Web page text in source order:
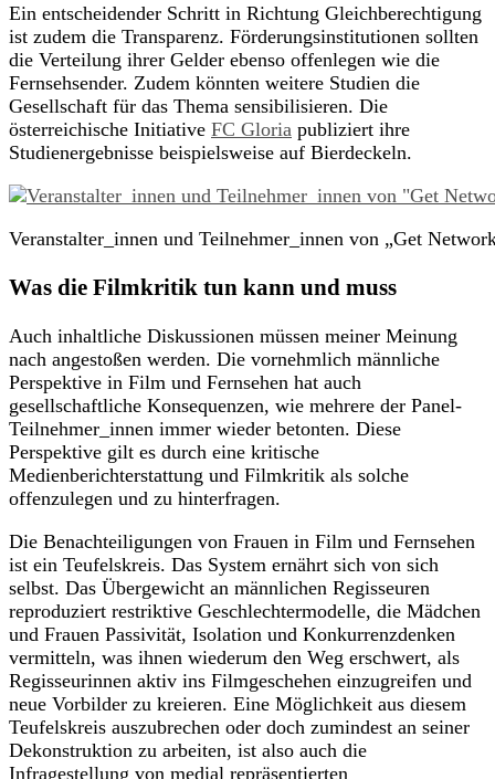
Ein entscheidender Schritt in Richtung Gleichberechtigung
ist zudem die Transparenz. Förderungsinstitutionen sollten
die Verteilung ihrer Gelder ebenso offenlegen wie die
Fernsehsender. Zudem könnten weitere Studien die
Gesellschaft für das Thema sensibilisieren. Die
österreichische Initiative FC Gloria publiziert ihre
Studienergebnisse beispielsweise auf Bierdeckeln.
Veranstalter_innen und Teilnehmer_innen von „Get
Was die Filmkritik tun kann und muss
Auch inhaltliche Diskussionen müssen meiner Meinung
nach angestoßen werden. Die vornehmlich männliche
Perspektive in Film und Fernsehen hat auch
gesellschaftliche Konsequenzen, wie mehrere der Panel-
Teilnehmer_innen immer wieder betonten. Diese
Perspektive gilt es durch eine kritische
Medienberichterstattung und Filmkritik als solche
offenzulegen und zu hinterfragen.
Die Benachteiligungen von Frauen in Film und Fernsehen
ist ein Teufelskreis. Das System ernährt sich von sich
selbst. Das Übergewicht an männlichen Regisseuren
reproduziert restriktive Geschlechtermodelle, die Mädchen
und Frauen Passivität, Isolation und Konkurrenzdenken
vermitteln, was ihnen wiederum den Weg erschwert, als
Regisseurinnen aktiv ins Filmgeschehen einzugreifen und
neue Vorbilder zu kreieren. Eine Möglichkeit aus diesem
Teufelskreis auszubrechen oder doch zumindest an seiner
Dekonstruktion zu arbeiten, ist also auch die
Infragestellung von medial repräsentierten